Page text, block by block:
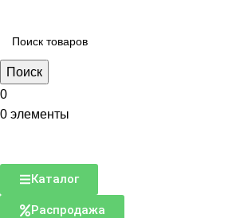
Поиск
0
0 элементы
Каталог
Распродажа